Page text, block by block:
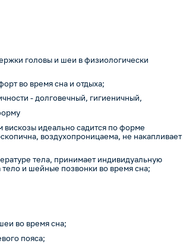
головы и шеи в физиологически
во время сна и отдыха;
- долговечный, гигиеничный,
идеально садится по форме
воздухопроницаема, не накапливает
тела, принимает индивидуальную
и шейные позвонки во время сна;
во время сна;
пояса;